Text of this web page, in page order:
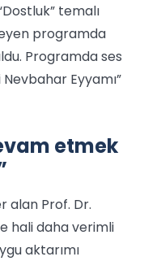
temalı
programda
Programda ses
Eyyamı”
etmek
alan Prof. Dr.
hali daha verimli
aktarımı